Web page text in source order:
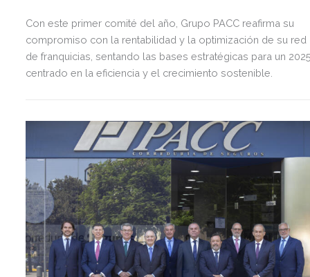
Con este primer comité del año, Grupo PACC reafirma su
compromiso con la rentabilidad y la optimización de su red
de franquicias, sentando las bases estratégicas para un
centrado en la eficiencia y el crecimiento sostenible.